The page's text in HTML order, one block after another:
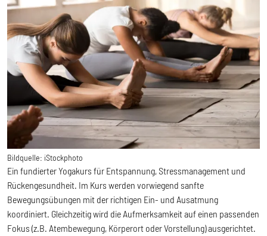
Bildquelle: iStockphoto
Ein fundierter Yogakurs für Entspannung, Stressmanagement und
Rückengesundheit. Im Kurs werden vorwiegend sanfte
Bewegungsübungen mit der richtigen Ein- und Ausatmung
koordiniert. Gleichzeitig wird die Aufmerksamkeit auf einen passenden
Fokus (z.B. Atembewegung, Körperort oder Vorstellung) ausgerichtet.